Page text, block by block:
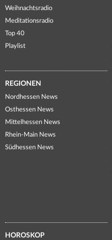
Weihnachtsradio
Meditationsradio
Top 40
Playlist
REGIONEN
Nordhessen News
Osthessen News
Mittelhessen News
Rhein-Main News
Südhessen News
HOROSKOP